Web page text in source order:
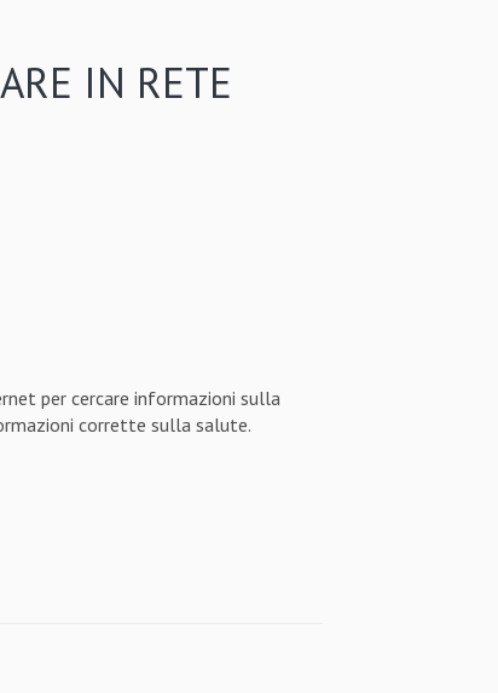
IN RETE
per cercare informazioni sulla
corrette sulla salute.